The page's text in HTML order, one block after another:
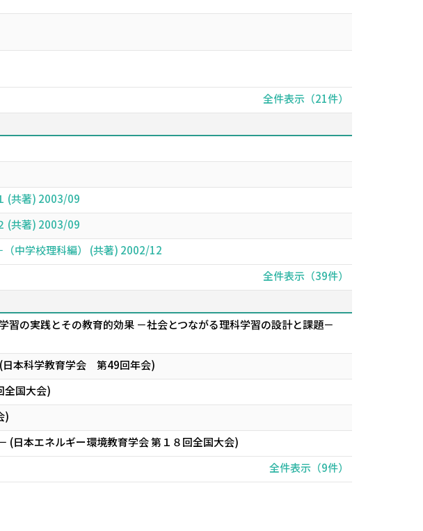
全件表示（21件）
(共著) 2003/09
(共著) 2003/09
中学校理科編） (共著) 2002/12
全件表示（39件）
の実践とその教育的効果 －社会とつながる理科学習の設計と課題－
日本科学教育学会 第49回年会)
全国大会)
)
日本エネルギー環境教育学会 第１８回全国大会)
全件表示（9件）